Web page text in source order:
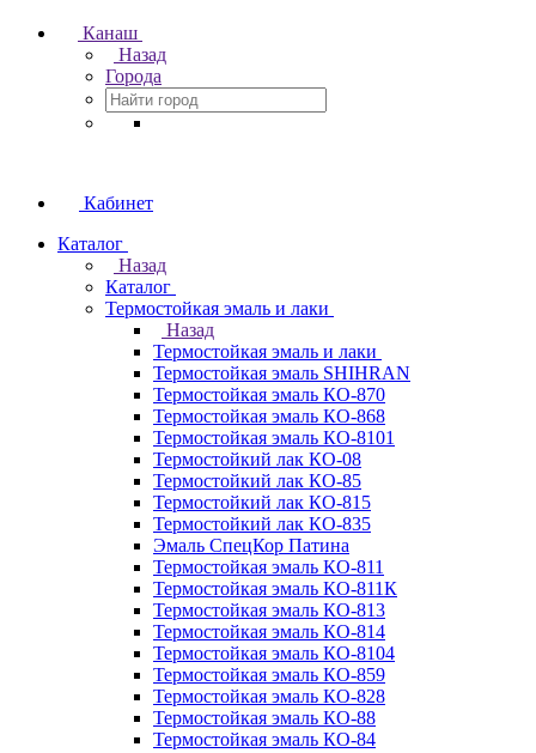
Канаш
Назад
Города
Кабинет
Каталог
Назад
Каталог
Термостойкая эмаль и лаки
Назад
Термостойкая эмаль и лаки
Термостойкая эмаль SHIHRAN
Термостойкая эмаль КО-870
Термостойкая эмаль КО-868
Термостойкая эмаль КО-8101
Термостойкий лак КО-08
Термостойкий лак КО-85
Термостойкий лак КО-815
Термостойкий лак КО-835
Эмаль СпецКор Патина
Термостойкая эмаль КО-811
Термостойкая эмаль КО-811К
Термостойкая эмаль КО-813
Термостойкая эмаль КО-814
Термостойкая эмаль КО-8104
Термостойкая эмаль КО-859
Термостойкая эмаль КО-828
Термостойкая эмаль КО-88
Термостойкая эмаль КО-84